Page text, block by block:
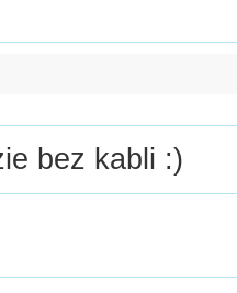
bez kabli :)